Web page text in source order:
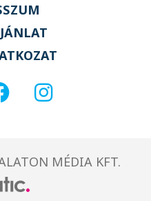
MÉDIA KFT.